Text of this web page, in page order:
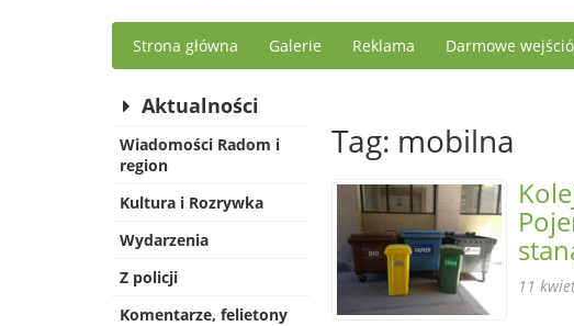
Strona główna Galerie Reklama Darmowe
Aktualności
Wiadomości Radom i
region
Kultura i Rozrywka
Wydarzenia
Z policji
Komentarze, felietony
Tag: mobilna
11